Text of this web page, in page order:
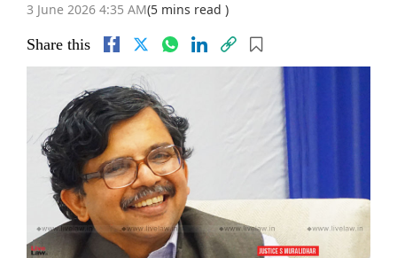
3 June 2026 4:35 AM(5 mins read )
Share this